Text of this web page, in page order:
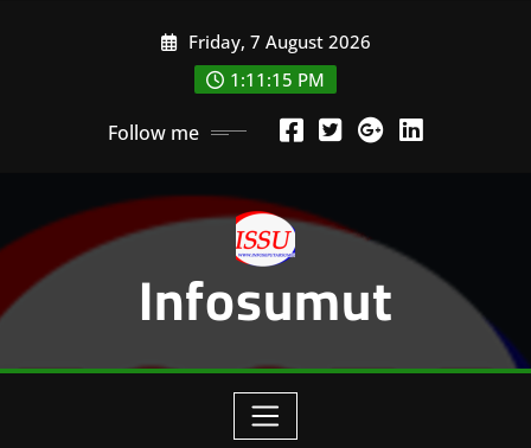
Friday, 7 August 2026
1:11:17 PM
Follow me
Infosumut